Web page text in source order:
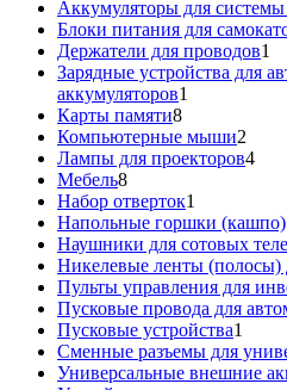
Аккумуляторы для
Блоки питания для
Держатели для проводов1
Зарядные устройства для
аккумуляторов1
Карты памяти88
товаров
Компьютерные мыши2
Лампы для проекторов44
Мебель88
товаров
Набор отверток1
товар
Напольные горшки (кашпо)
Наушники для сотовых
Никелевые ленты (полосы)
Пульты управления для
Пусковые провода для
Пусковые устройства1
товар
Сменные разъемы для
Универсальные внешние